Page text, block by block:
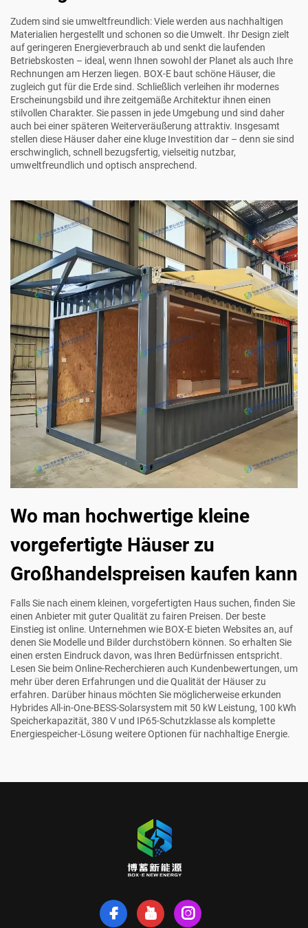
Zudem sind sie umweltfreundlich: Viele werden aus nachhaltigen
Materialien hergestellt und schonen so die Umwelt. Ihr Design zielt
auf geringeren Energieverbrauch ab und senkt die laufenden
Betriebskosten – ideal, wenn Ihnen sowohl der Planet als auch Ihre
Rechnungen am Herzen liegen. BOX-E baut schöne Häuser, die
zugleich gut für die Erde sind. Schließlich verleihen ihr modernes
Erscheinungsbild und ihre zeitgemäße Architektur ihnen einen
stilvollen Charakter. Sie passen in jede Umgebung und sind daher
auch bei einer späteren Weiterveräußerung attraktiv. Insgesamt
stellen diese Häuser daher eine kluge Investition dar – denn sie sind
erschwinglich, schnell bezugsfertig, vielseitig nutzbar,
umweltfreundlich und optisch ansprechend.
Wo man hochwertige kleine
vorgefertigte Häuser zu
Großhandelspreisen kaufen kann
Falls Sie nach einem kleinen, vorgefertigten Haus suchen, finden Sie
einen Anbieter mit guter Qualität zu fairen Preisen. Der beste
Einstieg ist online. Unternehmen wie BOX-E bieten Websites an, auf
denen Sie Modelle und Bilder durchstöbern können. So erhalten Sie
einen ersten Eindruck davon, was Ihren Bedürfnissen entspricht.
Lesen Sie beim Online-Recherchieren auch Kundenbewertungen, um
mehr über deren Erfahrungen und die Qualität der Häuser zu
erfahren. Darüber hinaus möchten Sie möglicherweise erkunden
Hybrides All-in-One-BESS-Solarsystem mit 50 kW Leistung, 100 kWh
Speicherkapazität, 380 V und IP65-Schutzklasse als komplette
Energiespeicher-Lösung weitere Optionen für nachhaltige Energie.